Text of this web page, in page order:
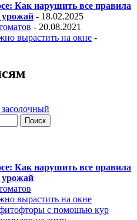
Как нарушить все правила
урожай - 18.02.2025
- 20.08.2021
вырастить на окне -
Поиск
Как нарушить все правила
урожай
вырастить на окне
с помощью кур